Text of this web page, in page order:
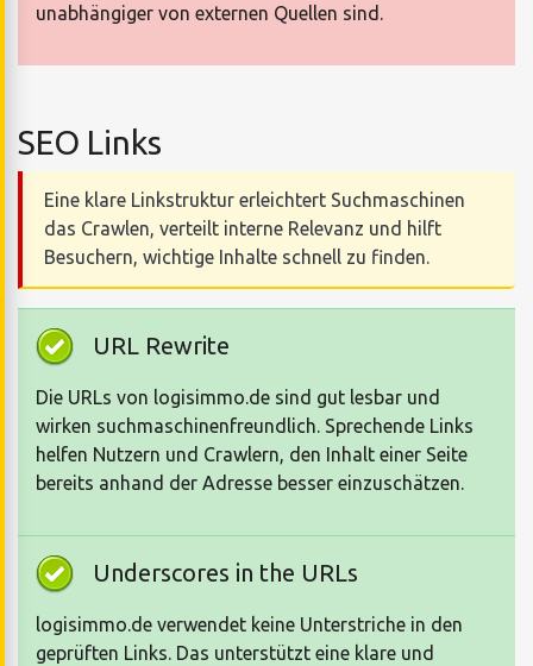
unabhängiger von externen Quellen sind.
SEO Links
Eine klare Linkstruktur erleichtert Suchmaschinen
das Crawlen, verteilt interne Relevanz und hilft
Besuchern, wichtige Inhalte schnell zu finden.
URL Rewrite
Die URLs von logisimmo.de sind gut lesbar und
wirken suchmaschinenfreundlich. Sprechende Links
helfen Nutzern und Crawlern, den Inhalt einer Seite
bereits anhand der Adresse besser einzuschätzen.
Underscores in the URLs
logisimmo.de verwendet keine Unterstriche in den
geprüften Links. Das unterstützt eine klare und